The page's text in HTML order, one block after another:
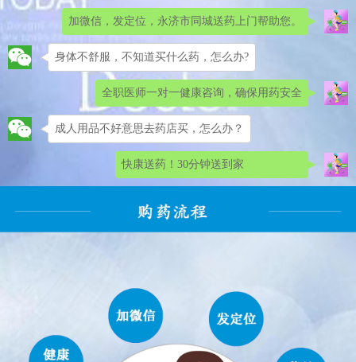
加微信，发定位，永济市同城送药上门帮助您。
身体不舒服，不知道买什么药，怎么办?
全职医师一对一健康咨询，确保用药安全
成人用品不好意思去药店买，怎么办？
快康送药！30分钟送到家